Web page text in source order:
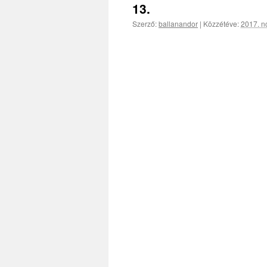
13.
Szerző:ballanandor | Közzétéve:2017.